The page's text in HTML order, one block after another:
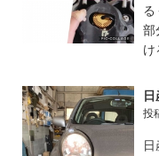
る
部
け
投